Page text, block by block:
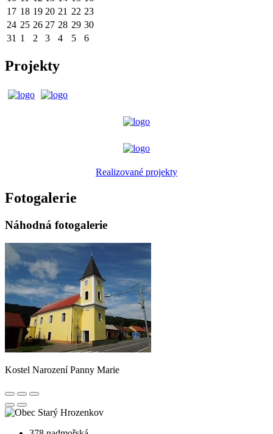
17 18 19 20 21 22 23
24 25 26 27 28 29 30
31 1 2 3 4 5 6
Projekty
Realizované projekty
Fotogalerie
Náhodná fotogalerie
Kostel Narození Panny Marie